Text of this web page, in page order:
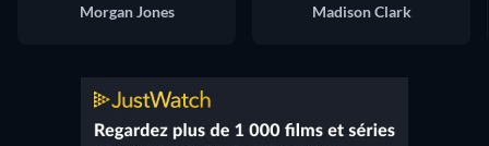
Morgan Jones
Madison Clark